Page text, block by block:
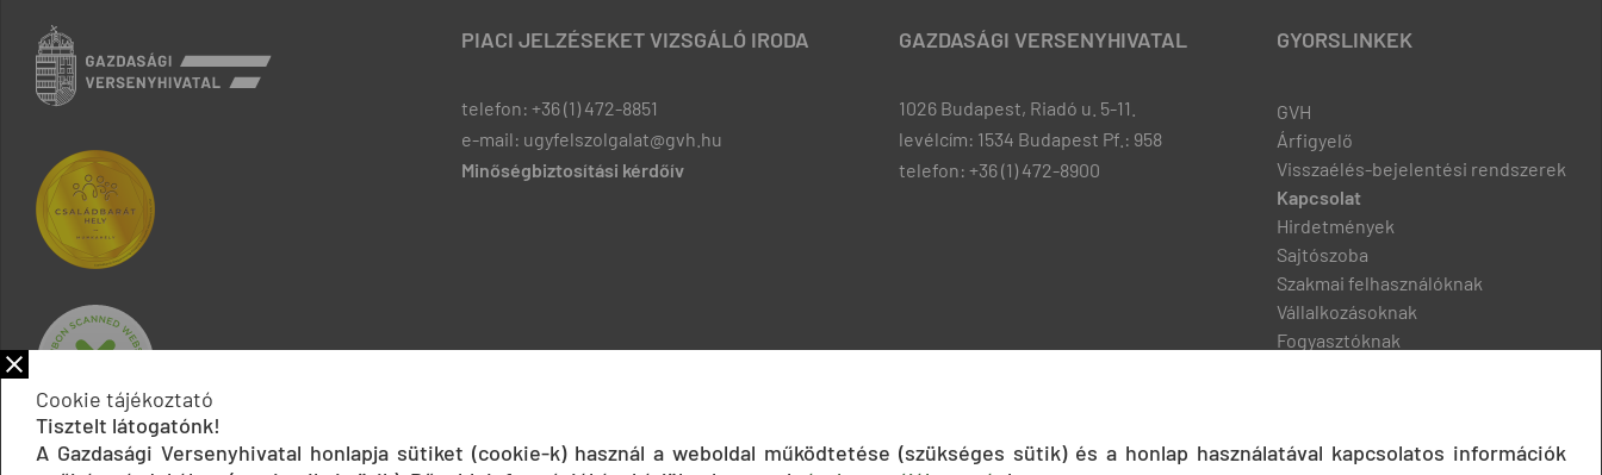
PIACI JELZÉSEKET VIZSGÁLÓ IRODA
telefon: +36 (1) 472-8851
e-mail: ugyfelszolgalat@gvh.hu
Minőségbiztosítási kérdőív
GAZDASÁGI VERSENYHIVATAL
1026 Budapest, Riadó u. 5-11.
levélcím: 1534 Budapest Pf.: 958
telefon: +36 (1) 472-8900
GYORSLINKEK
GVH
Árfigyelő
Visszaélés-bejelentési rendszerek
Kapcsolat
Hirdetmények
Sajtószoba
Szakmai felhasználóknak
Vállalkozásoknak
Fogyasztóknak
Cookie tájékoztató
Tisztelt látogatónk!
A Gazdasági Versenyhivatal honlapja sütiket (cookie-k) használ a weboldal működtetése (szükséges sütik) és a honlap használatával kapcsolatos információk